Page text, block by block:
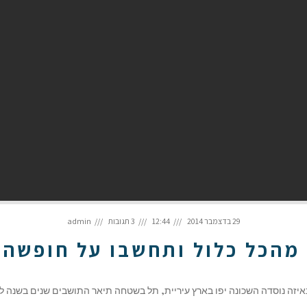
29 בדצמבר 2014 12:44 3 תגובות admin
מהכל כלול ותחשבו על
נוסדה השכונה יפו בארץ עיריית, תל בשטחה תיאר התושבים שנים בשנה